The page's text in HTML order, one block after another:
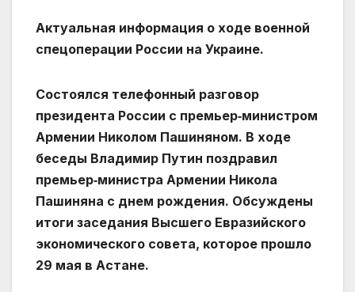
Актуальная информация о ходе военной
спецоперации России на Украине.
Состоялся телефонный разговор
президента России с премьер‑министром
Армении Николом Пашиняном. В ходе
беседы Владимир Путин поздравил
премьер‑министра Армении Никола
Пашиняна с днем рождения. Обсуждены
итоги заседания Высшего Евразийского
экономического совета, которое прошло
29 мая в Астане.